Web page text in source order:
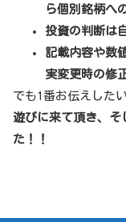
ら個別銘柄へ
投資の判断は
記載内容や数
実変更時の修
でも1番お伝えした
遊びに来て頂き、そ
た！！